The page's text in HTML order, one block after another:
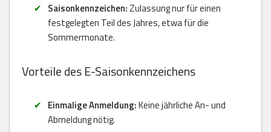
Saisonkennzeichen:Zulassung nur für einen
festgelegten Teil des Jahres, etwa für die
Sommermonate.
Vorteile des E-Saisonkennzeichens
Einmalige Anmeldung:Keine jährliche An- und
Abmeldung nötig.